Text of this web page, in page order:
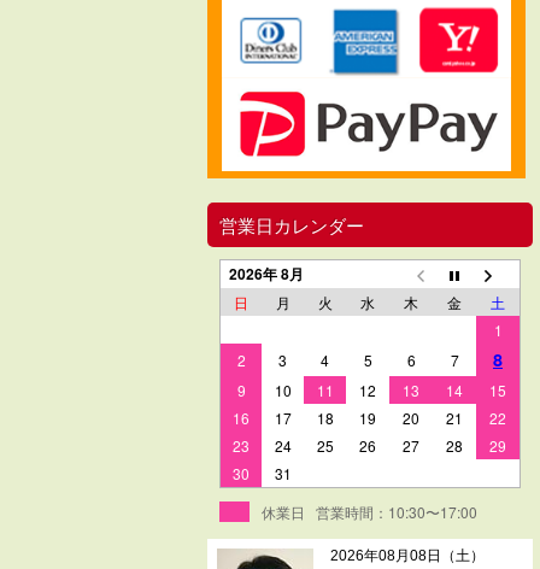
営業日カレンダー
2026年 8月
日 月 火 水 木 金
土
1
2
3 4 5 6 7 8
9 10 11 12 13 14
15
16
17 18 19 20 21
22
23
24 25 26 27 28
29
30
31
休業日 営業時間：10:30〜17:00
2026年08月08日（土）